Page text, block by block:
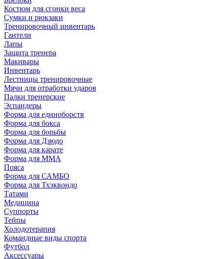
Костюм для сгонки веса
Сумки и рюкзаки
Тренировочный инвентарь
Гантели
Лапы
Защита тренера
Макивары
Инвентарь
Лестницы тренировочные
Мячи для отработки ударов
Палки тренерские
Эспандеры
Форма для единоборств
Форма для бокса
Форма для борьбы
Форма для Дзюдо
Форма для карате
Форма для MMA
Пояса
Форма для САМБО
Форма для Тхэквондо
Татами
Медицина
Суппорты
Тейпы
Холодотерапия
Командные виды спорта
Футбол
Аксессуары